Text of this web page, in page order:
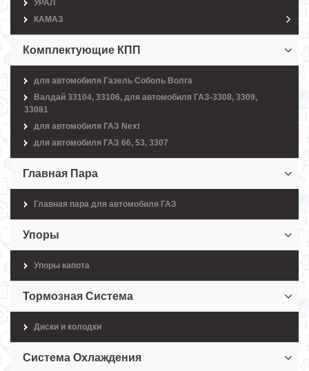
УРАЛ
КАМАЗ
Комплектующие КПП
для автомобиля Газель Соболь Волга
Валдай 33104, 33106, для автомобиля ГАЗ-3308, 3309,
33081
для автомобиля ГАЗ Next
для автомобиля ГАЗ 66, 53, 3307
Главная Пара
Главная пара для автомобиля ГАЗ
Упоры
Упоры капота
Тормозная Система
Диски и колодки
Система Охлаждения